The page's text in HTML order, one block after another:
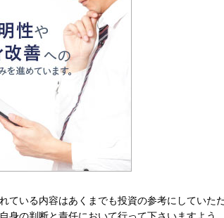
ている内容はあくまでも投資の参考にしていた